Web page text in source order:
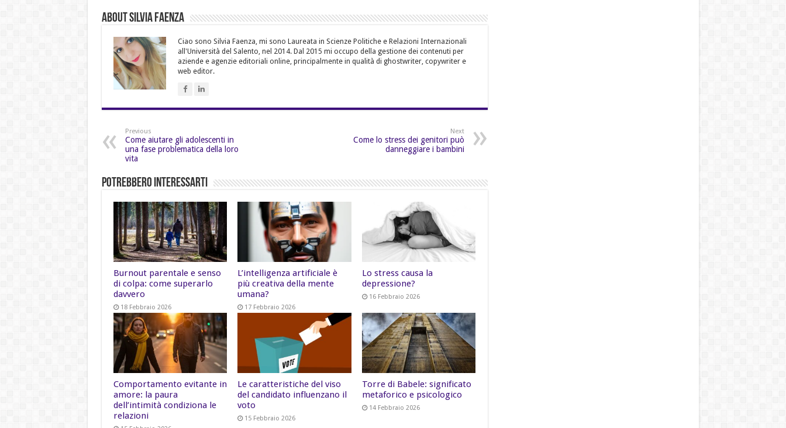
About Silvia Faenza
Ciao sono Silvia Faenza, mi sono Laureata in Scienze Politiche e Relazioni Internazionali
all'Università del Salento, nel 2014. Dal 2015 mi occupo della gestione dei contenuti per
aziende e agenzie editoriali online, principalmente in qualità di ghostwriter, copywriter e
web editor.
Previous
Come aiutare gli adolescenti in
una fase problematica della loro
vita
Next
Come lo stress dei genitori può
danneggiare i bambini
Potrebbero Interessarti
Burnout parentale e senso
di colpa: come superarlo
davvero
18 Febbraio 2026
L’intelligenza artificiale è
più creativa della mente
umana?
17 Febbraio 2026
Lo stress causa la
depressione?
16 Febbraio 2026
Comportamento evitante in
amore: la paura
dell’intimità condiziona le
relazioni
Le caratteristiche del viso
del candidato influenzano il
voto
15 Febbraio 2026
Torre di Babele: significato
metaforico e psicologico
14 Febbraio 2026